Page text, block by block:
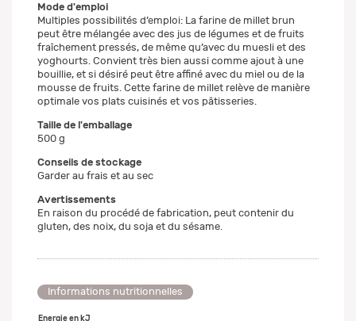
Mode d'emploi
Multiples possibilités d’emploi: La farine de millet brun
peut être mélangée avec des jus de légumes et de fruits
fraîchement pressés, de même qu’avec du muesli et des
yoghourts. Convient très bien aussi comme ajout à une
bouillie, et si désiré peut être affiné avec du miel ou de la
mousse de fruits. Cette farine de millet relève de manière
optimale vos plats cuisinés et vos pâtisseries.
Taille de l'emballage
500 g
Conseils de stockage
Garder au frais et au sec
Avertissements
En raison du procédé de fabrication, peut contenir du
gluten, des noix, du soja et du sésame.
Informations nutritionnelles
Energie en kJ